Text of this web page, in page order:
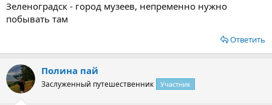
Зеленоградск - город музеев, непременно нужно
побывать там
Ответить
Полина пай
Заслуженный путешественник Участник